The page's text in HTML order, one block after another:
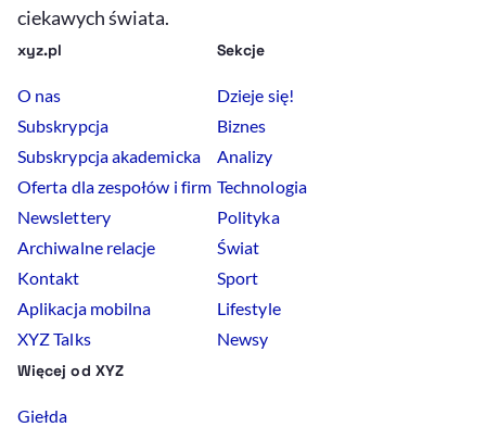
ciekawych świata.
xyz.pl
O nas
Subskrypcja
Subskrypcja akademicka
Oferta dla zespołów i firm
Newslettery
Archiwalne relacje
Kontakt
Aplikacja mobilna
XYZ Talks
Sekcje
Dzieje się!
Biznes
Analizy
Technologia
Polityka
Świat
Sport
Lifestyle
Newsy
Więcej od XYZ
Giełda